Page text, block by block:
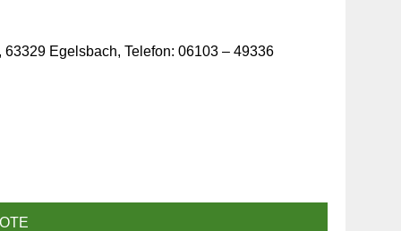
Egelsbach, Telefon: 06103 – 49336